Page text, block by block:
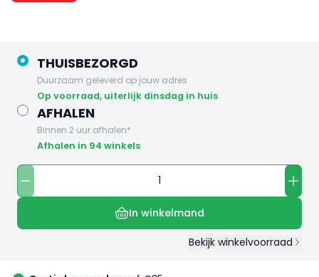
THUISBEZORGD
Duurzaam geleverd op jouw adres
op voorraad, uiterlijk dinsdag in huis
AFHALEN
Binnen 2 uur afhalen*
Afhalen in 94 winkels
In winkelmand
Bekijk winkelvoorraad